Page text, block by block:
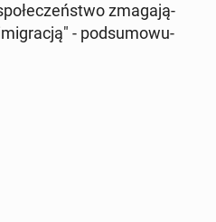
zma­ga­ją­
- pod­su­mo­wu­